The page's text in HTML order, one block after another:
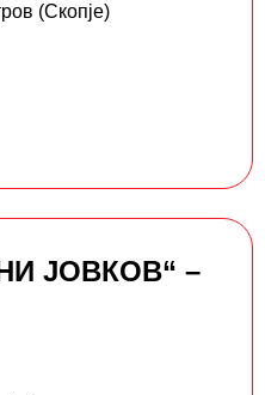
(Скопје)
ЈОВКОВ“ –